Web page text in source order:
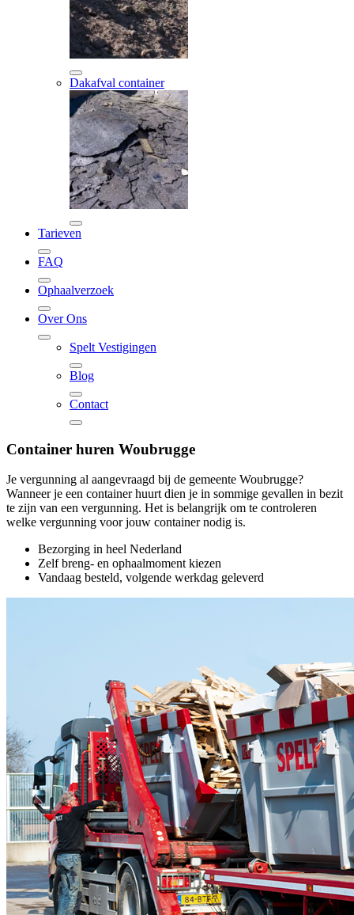
Dakafval container
Tarieven
FAQ
Ophaalverzoek
Over Ons
Spelt Vestigingen
Blog
Contact
Container huren Woubrugge
Je vergunning al aangevraagd bij de gemeente Woubrugge?
Wanneer je een container huurt dien je in sommige gevallen in bezit
te zijn van een vergunning. Het is belangrijk om te controleren
welke vergunning voor jouw container nodig is.
Bezorging in heel Nederland
Zelf breng- en ophaalmoment kiezen
Vandaag besteld, volgende werkdag geleverd